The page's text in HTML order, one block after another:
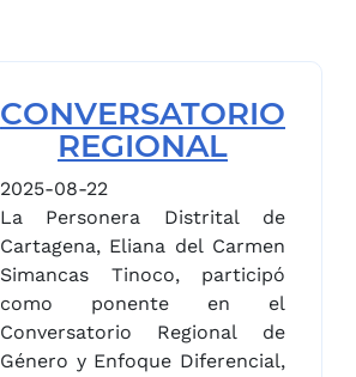
CONVERSATORIO
REGIONAL
2025-08-22
La Personera Distrital de
Cartagena, Eliana del Carmen
Simancas Tinoco, participó
como ponente en el
Conversatorio Regional de
Género y Enfoque Diferencial,